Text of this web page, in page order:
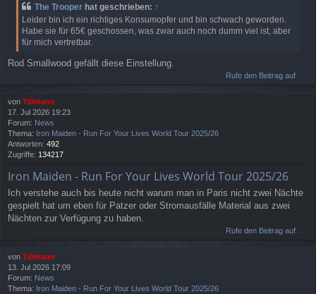
The Trooper hat geschrieben: ↑
Leider bin ich ein richtiges Konsumopfer und bin schwach geworden.
Habe sie für 65€ geschossen, was zwar auch noch dumm viel ist, aber
für mich vertretbar.
Rod Smallwood gefällt diese Einstellung.
Rufe den Beitrag auf
von Tillmann
17. Jul 2026 19:23
Forum: News
Thema: Iron Maiden - Run For Your Lives World Tour 2025/26
Antworten: 492
Zugriffe: 134217
Iron Maiden - Run For Your Lives World Tour 2025/26
Ich verstehe auch bis heute nicht warum man in Paris nicht zwei Nächte
gespielt hat um eben für Patzer oder Stromausfälle Material aus zwei
Nächten zur Verfügung zu haben.
Rufe den Beitrag auf
von Tillmann
13. Jul 2026 17:09
Forum: News
Thema: Iron Maiden - Run For Your Lives World Tour 2025/26